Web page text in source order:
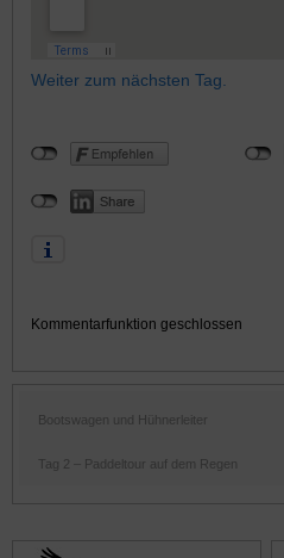
Weiter zum nächsten Tag.
Kommentarfunktion geschlossen
Bootswagen und Hühnerleiter
Tag 2 – Paddeltour auf dem Regen